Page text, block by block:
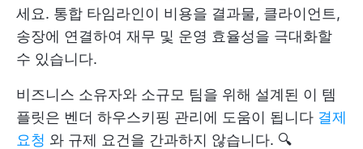
세요. 통합 타임라인이 비용을 결과물, 클라이언트,
송장에 연결하여 재무 및 운영 효율성을 극대화할
수 있습니다.
비즈니스 소유자와 소규모 팀을 위해 설계된 이 템
플릿은 벤더 하우스키핑 관리에 도움이 됩니다 결제
요청 와 규제 요건을 간과하지 않습니다. 🔍